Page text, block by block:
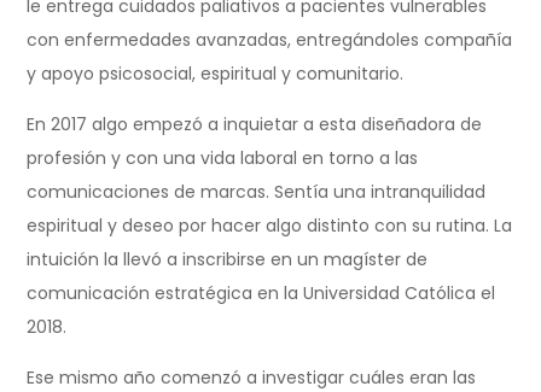
le entrega cuidados paliativos a pacientes vulnerables
con enfermedades avanzadas, entregándoles compañía
y apoyo psicosocial, espiritual y comunitario.
En 2017 algo empezó a inquietar a esta diseñadora de
profesión y con una vida laboral en torno a las
comunicaciones de marcas. Sentía una intranquilidad
espiritual y deseo por hacer algo distinto con su rutina. La
intuición la llevó a inscribirse en un magíster de
comunicación estratégica en la Universidad Católica el
2018.
Ese mismo año comenzó a investigar cuáles eran las